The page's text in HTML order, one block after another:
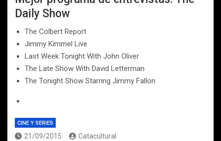
Daily Show
The Colbert Report
Jimmy Kimmel Live
Last Week Tonight With John Oliver
The Late Show With David Letterman
The Tonight Show Starring Jimmy Fallon
CINE Y SERIES
21/09/2015 Catacultural